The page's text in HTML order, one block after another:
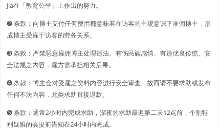
Jia在「教育公平」上作出的努力。
➋️️ 条款：向博主支付任何费用都意味着在访客的主观意识下雇佣博主，形
成博主受雇于访客的劳务关系。
➌ 条款：严禁恶意雇佣博主处理违法、有伤民族感情、有违优良传统、安
全法规之内容，雇方需承担相关后果。
➍ 条款：博主会对受雇之资料内容进行安全审查，故而请不要求助或发布
任何不法内容，此类求助直接退款。
➎ 条款：通常2小时内完成求助，深夜的求助最迟第二天12点前，个别特
别疑难的会提前告知在24小时内完成。